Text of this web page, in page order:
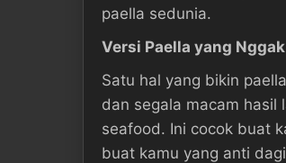
paella sedunia.
Versi Paella yang
Satu hal yang bikin
dan segala macam hasil
seafood. Ini cocok buat
buat kamu yang anti